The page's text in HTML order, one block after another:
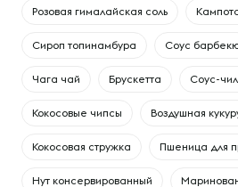
Розовая гималайская соль
Сироп топинамбура Соус
Чага чай Брускетта Соус-
Кокосовые чипсы Воздушная
Кокосовая стружка Пшеница для
Нут консервированный